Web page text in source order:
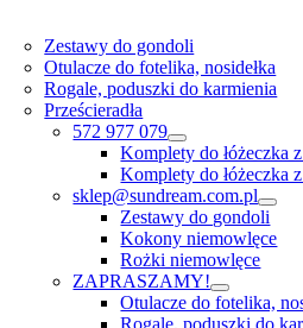
Zestawy do gondoli
Otulacze do fotelika, nosidełka
Rogale, poduszki do karmienia
Prześcieradła
572 977 079
Komplety do łóżeczka
Komplety do łóżeczka
sklep@sundream.com.pl
Zestawy do gondoli
Kokony niemowlęce
Rożki niemowlęce
ZAPRASZAMY!
Otulacze do fotelika,